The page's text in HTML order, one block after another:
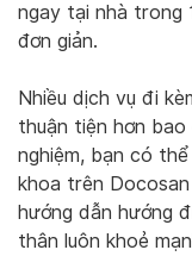
ngay tại nhà trong
đơn giản.
Nhiều dịch vụ đi
thuận tiện hơn
nghiệm, bạn có
khoa trên
hướng dẫn hướng
thân luôn khoẻ